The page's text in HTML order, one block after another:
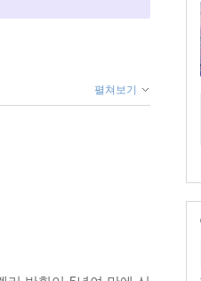
펼쳐보기